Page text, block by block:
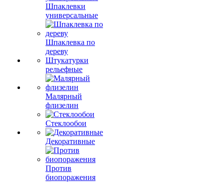
Шпаклевки
универсальные
Шпаклевка по
дереву
Штукатурки
рельефные
Малярный
флизелин
Стеклообои
Декоративные
Против
биопоражения